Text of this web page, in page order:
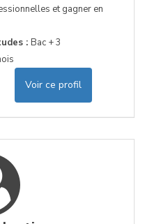
et gagner en
: Bac + 3
Voir ce profil